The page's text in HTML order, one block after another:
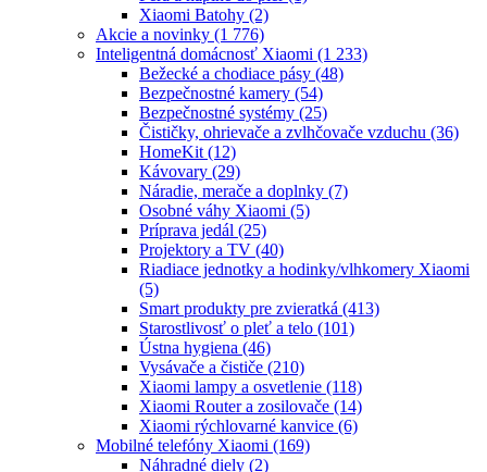
Xiaomi Batohy (2)
Akcie a novinky (1 776)
Inteligentná domácnosť Xiaomi (1 233)
Bežecké a chodiace pásy (48)
Bezpečnostné kamery (54)
Bezpečnostné systémy (25)
Čističky, ohrievače a zvlhčovače vzduchu (36)
HomeKit (12)
Kávovary (29)
Náradie, merače a doplnky (7)
Osobné váhy Xiaomi (5)
Príprava jedál (25)
Projektory a TV (40)
Riadiace jednotky a hodinky/vlhkomery Xiaomi
(5)
Smart produkty pre zvieratká (413)
Starostlivosť o pleť a telo (101)
Ústna hygiena (46)
Vysávače a čističe (210)
Xiaomi lampy a osvetlenie (118)
Xiaomi Router a zosilovače (14)
Xiaomi rýchlovarné kanvice (6)
Mobilné telefóny Xiaomi (169)
Náhradné diely (2)